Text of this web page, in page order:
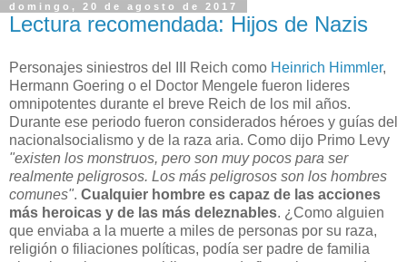
domingo, 20 de agosto de 2017
Lectura recomendada: Hijos de Nazis
Personajes siniestros del III Reich como Heinrich Himmler,
Hermann Goering o el Doctor Mengele fueron lideres
omnipotentes durante el breve Reich de los mil años.
Durante ese periodo fueron considerados héroes y guías del
nacionalsocialismo y de la raza aria. Como dijo Primo Levy
"existen los monstruos, pero son muy pocos para ser
realmente peligrosos. Los más peligrosos son los hombres
comunes". Cualquier hombre es capaz de las acciones
más heroicas y de las más deleznables. ¿Como alguien
que enviaba a la muerte a miles de personas por su raza,
religión o filiaciones políticas, podía ser padre de familia